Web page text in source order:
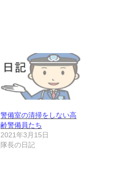
警備室の清掃をしない高
齢警備員たち
2021年3月15日
隊長の日記